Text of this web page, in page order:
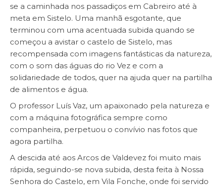
se a caminhada nos passadiços em Cabreiro até à
meta em Sistelo. Uma manhã esgotante, que
terminou com uma acentuada subida quando se
começou a avistar o castelo de Sistelo, mas
recompensada com imagens fantásticas da natureza,
com o som das águas do rio Vez e com a
solidariedade de todos, quer na ajuda quer na partilha
de alimentos e água.
O professor Luís Vaz, um apaixonado pela natureza e
com a máquina fotográfica sempre como
companheira, perpetuou o convívio nas fotos que
agora partilha.
A descida até aos Arcos de Valdevez foi muito mais
rápida, seguindo-se nova subida, desta feita à Nossa
Senhora do Castelo, em Vila Fonche, onde foi servido